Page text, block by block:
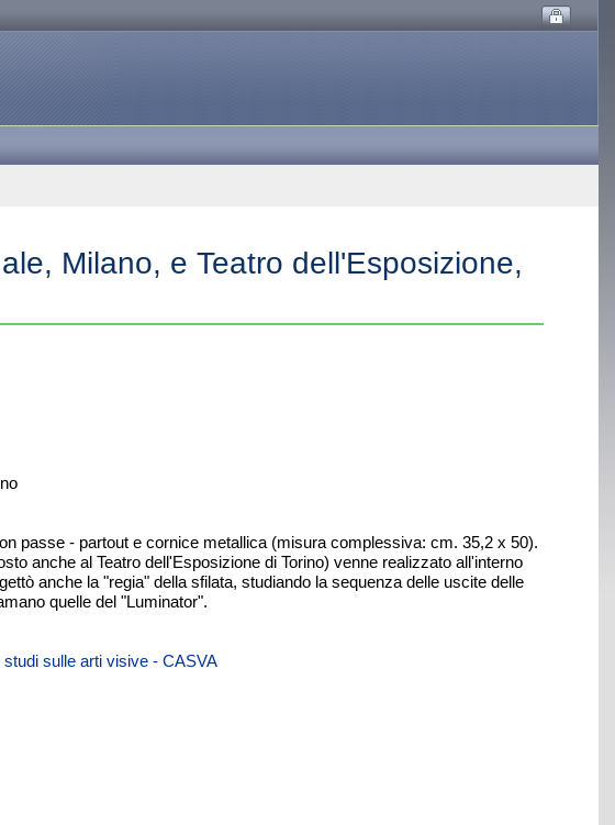
Milano, e Teatro dell'Esposizione,
passe - partout e cornice metallica (misura complessiva: cm. 35,2 x 50).
anche al Teatro dell'Esposizione di Torino) venne realizzato all'interno
anche la "regia" della sfilata, studiando la sequenza delle uscite delle
quelle del "Luminator".
sulle arti visive - CASVA